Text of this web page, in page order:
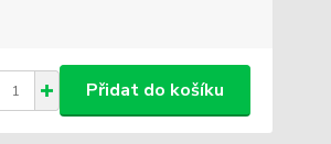
Přidat do košíku